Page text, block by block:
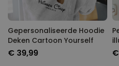
Gepersonaliseerde Hoodie
Deken Cartoon Yourself
€ 39,99